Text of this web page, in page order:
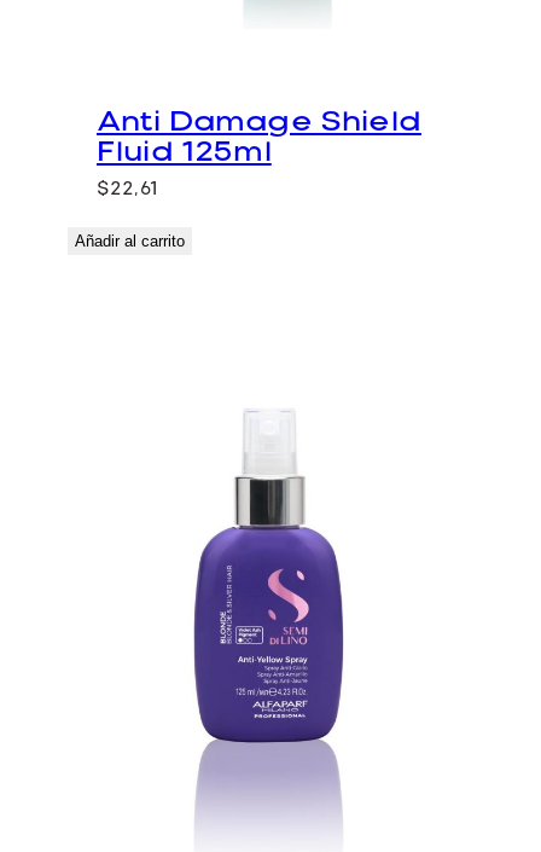
Anti Damage Shield
Fluid 125ml
$22,61
Añadir al carrito